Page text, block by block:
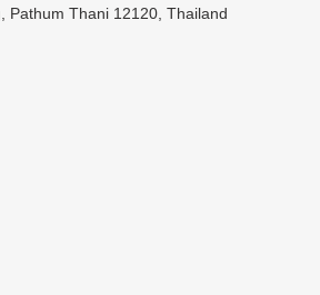
Pathum Thani 12120, Thailand